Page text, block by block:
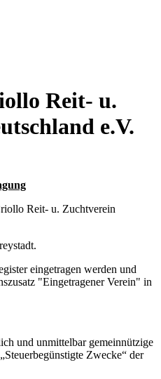
Reit- u.
e.V.
Reit- u. Zuchtverein
eingetragen werden und
"Eingetragener Verein" in
und unmittelbar gemeinnützige
Zwecke“ der